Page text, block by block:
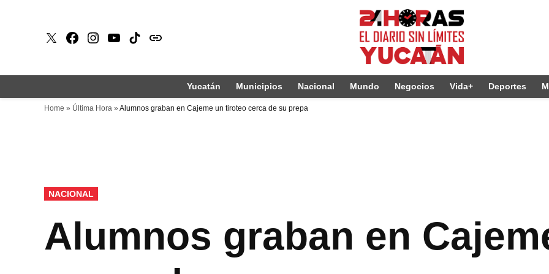
X Faceboook
Instagram
Youtube
Tiktokissuu
Yucatán Municipios Nacional Mundo Negocios Vida+ Deportes
Home » Última Hora » Alumnos graban en Cajeme un tiroteo cerca de su prepa
PUBLICADO
EN
NACIONAL
Alumnos graban en